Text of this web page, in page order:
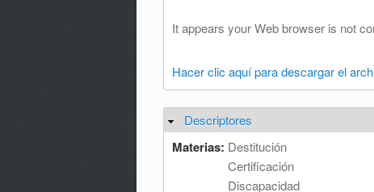
It appears your Web browser is not
Hacer clic aquí para descargar el
Ocultar
Descriptores
Materias: Destitución
Certificación
Discapacidad